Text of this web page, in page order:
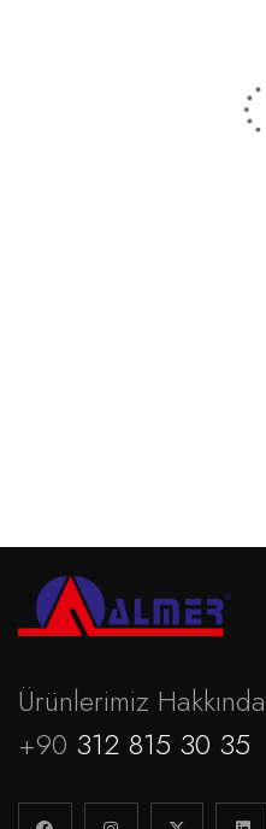
Ürünlerimiz
+90 312 815 30 35